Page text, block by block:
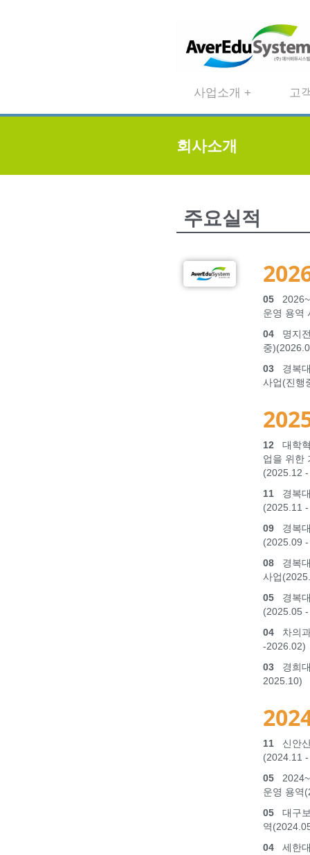
사업소개 + 고
회사소개
주요실적
05
운영 용역
04 명지
중
03 경복
사업(진행
12 대학
업을 위한
(2025.12
11 경복
(2025.11
09 경복
(2025.09
08 경복
사업
05 경복
(2025.05
04 차의
-2026.02)
03 경희
2025.10)
11 신안
(2024.11
05
운영 용역
05 대구
역
04 세한